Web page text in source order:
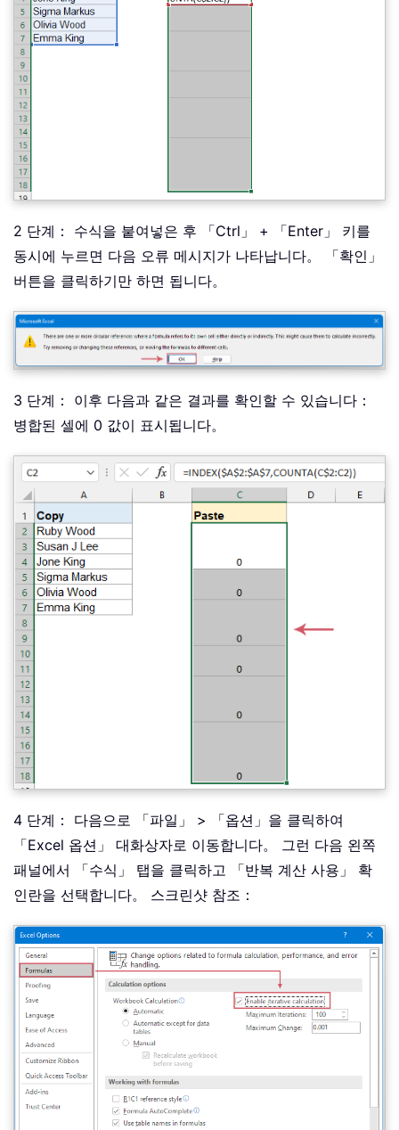
2 단계： 수식을 붙여넣은 후 「Ctrl」 + 「Enter」 키를
동시에 누르면 다음 오류 메시지가 나타납니다。 「확인」
버튼을 클릭하기만 하면 됩니다。
3 단계： 이후 다음과 같은 결과를 확인할 수 있습니다：
병합된 셀에 0 값이 표시됩니다。
4 단계： 다음으로 「파일」 > 「옵션」을 클릭하여
「Excel 옵션」 대화상자로 이동합니다。 그런 다음 왼쪽
패널에서 「수식」 탭을 클릭하고 「반복 계산 사용」 확
인란을 선택합니다。 스크린샷 참조：